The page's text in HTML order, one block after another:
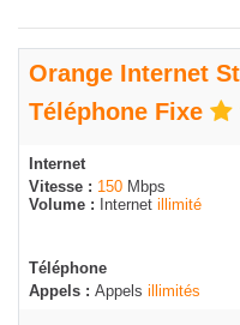
Orange Internet
Téléphone Fixe
Internet
Vitesse : 150 Mbps
Volume :
Internet illimité
Téléphone
Appels : Appels illimités